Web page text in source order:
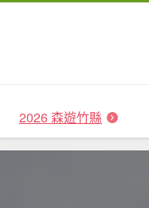
2026 森遊竹縣